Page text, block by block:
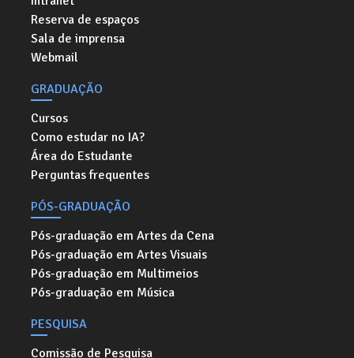
Reserva de espaços
Sala de imprensa
Webmail
GRADUAÇÃO
Cursos
Como estudar no IA?
Área do Estudante
Perguntas frequentes
PÓS-GRADUAÇÃO
Pós-graduação em Artes da Cena
Pós-graduação em Artes Visuais
Pós-graduação em Multimeios
Pós-graduação em Música
PESQUISA
Comissão de Pesquisa